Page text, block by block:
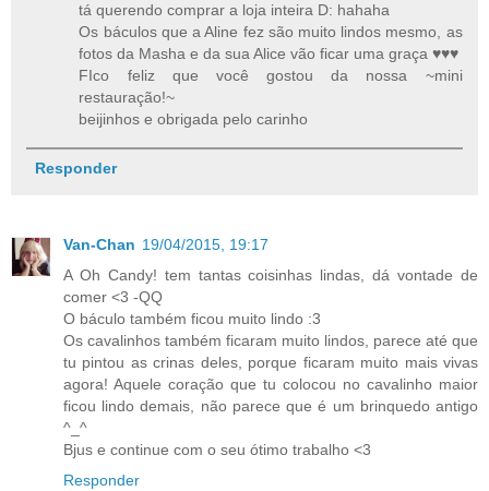
tá querendo comprar a loja inteira D: hahaha
Os báculos que a Aline fez são muito lindos mesmo, as
fotos da Masha e da sua Alice vão ficar uma graça ♥♥♥
FIco feliz que você gostou da nossa ~mini
restauração!~
beijinhos e obrigada pelo carinho
Responder
Van-Chan 19/04/2015, 19:17
A Oh Candy! tem tantas coisinhas lindas, dá vontade de
comer <3 -QQ
O báculo também ficou muito lindo :3
Os cavalinhos também ficaram muito lindos, parece até que
tu pintou as crinas deles, porque ficaram muito mais vivas
agora! Aquele coração que tu colocou no cavalinho maior
ficou lindo demais, não parece que é um brinquedo antigo
^_^
Bjus e continue com o seu ótimo trabalho <3
Responder